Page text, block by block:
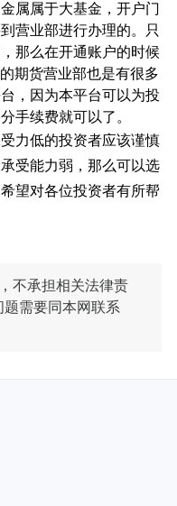
属属于大基金，开户门
营业部进行办理的。只
那么在开通账户的时候
期货营业部也是有很多
，因为本平台可以为投
手续费就可以了。
力低的投资者应该谨慎
受能力弱，那么可以选
望对各位投资者有所帮
不承担相关法律责
需要同本网联系